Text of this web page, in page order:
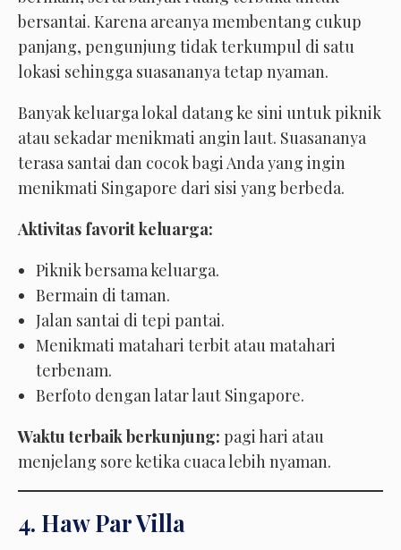
bersantai. Karena areanya membentang cukup
panjang, pengunjung tidak terkumpul di satu
lokasi sehingga suasananya tetap nyaman.
Banyak keluarga lokal datang ke sini untuk piknik
atau sekadar menikmati angin laut. Suasananya
terasa santai dan cocok bagi Anda yang ingin
menikmati Singapore dari sisi yang berbeda.
Aktivitas favorit keluarga:
Piknik bersama keluarga.
Bermain di taman.
Jalan santai di tepi pantai.
Menikmati matahari terbit atau matahari
terbenam.
Berfoto dengan latar laut Singapore.
Waktu terbaik berkunjung: pagi hari atau
menjelang sore ketika cuaca lebih nyaman.
4. Haw Par Villa